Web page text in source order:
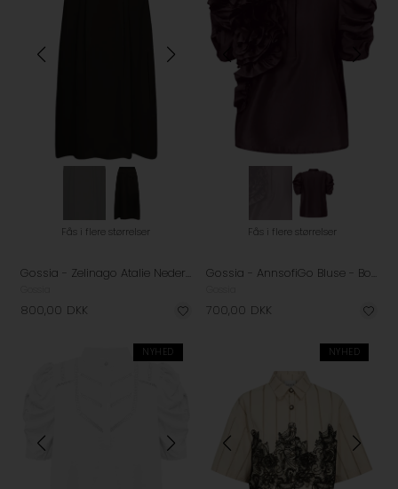
Fås i flere størrelser
Gossia - Zelinago Atalie Nederdel - Chocolate
800,00 DKK
Fås i flere størrelser
Gossia - AnnsofiGo Bluse - Bourgogne
700,00 DKK
NYHED NYHED